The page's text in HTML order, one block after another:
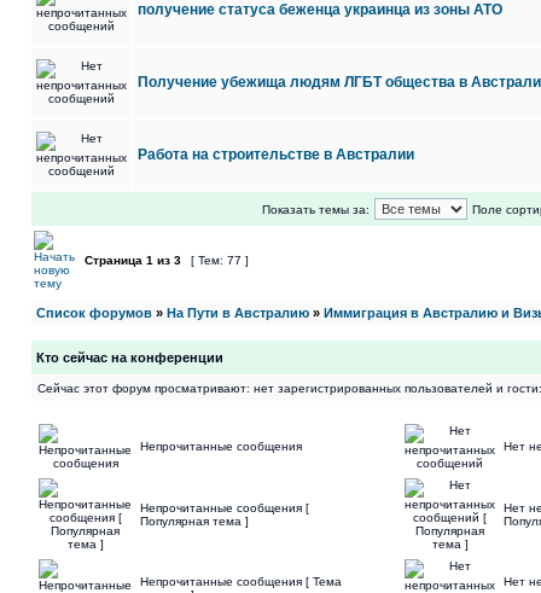
получение статуса беженца украинца из зоны АТО
Получение убежища людям ЛГБТ общества в
Работа на строительстве в Австралии
Показать темы за: Поле
Страница 1 из 3 [ Тем: 77 ]
Список форумов » На Пути в Австралию » Иммиграция в Австралию и
Кто сейчас на конференции
Сейчас этот форум просматривают: нет зарегистрированных пользователей и
Непрочитанные сообщения Нет
Непрочитанные сообщения [
Популярная тема ]
Нет
Непрочитанные сообщения [ Тема
Нет